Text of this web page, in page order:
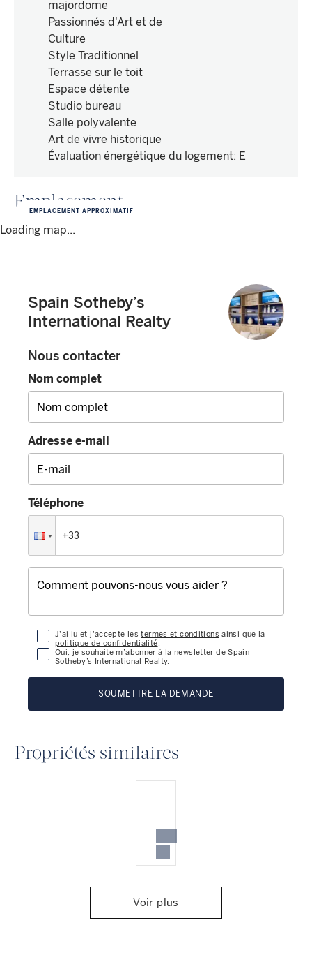
majordome
Passionnés d'Art et de
Culture
Style Traditionnel
Terrasse sur le toit
Espace détente
Studio bureau
Salle polyvalente
Art de vivre historique
Évaluation énergétique du logement: E
Emplacement
Loading map...
EMPLACEMENT APPROXIMATIF
Spain Sotheby’s
International Realty
Nous contacter
Nom complet
Adresse e-mail
Téléphone
J'ai lu et j'accepte lestermes et conditions ainsi que la
politique de confidentialité.
Oui, je souhaite m’abonner à la newsletter de Spain
Sotheby’s International Realty.
SOUMETTRE LA DEMANDE
Propriétés similaires
Voir plus